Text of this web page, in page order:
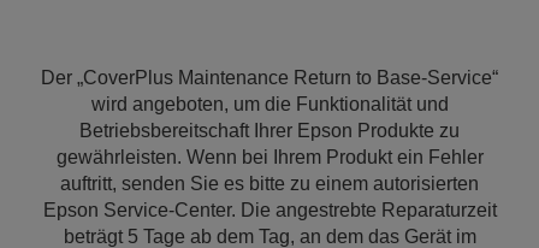
Der „CoverPlus Maintenance Return to Base-Service“
wird angeboten, um die Funktionalität und
Betriebsbereitschaft Ihrer Epson Produkte zu
gewährleisten. Wenn bei Ihrem Produkt ein Fehler
auftritt, senden Sie es bitte zu einem autorisierten
Epson Service-Center. Die angestrebte Reparaturzeit
beträgt 5 Tage ab dem Tag, an dem das Gerät im